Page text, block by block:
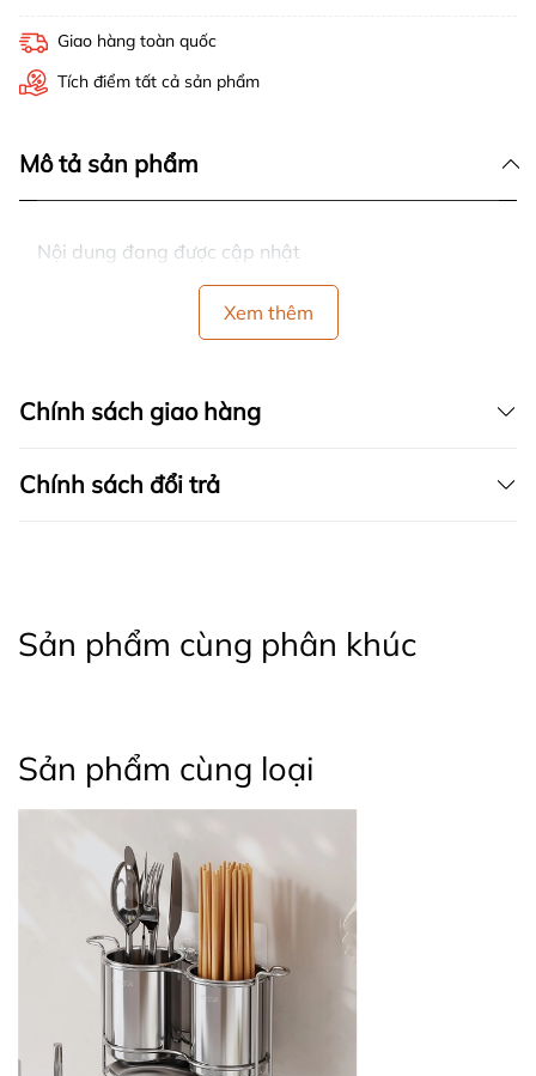
Giao hàng toàn quốc
Tích điểm tất cả sản phẩm
Mô tả sản phẩm
Nội dung đang được cập nhật
Xem thêm
Chính sách giao hàng
Chính sách đổi trả
Sản phẩm cùng phân khúc
Sản phẩm cùng loại